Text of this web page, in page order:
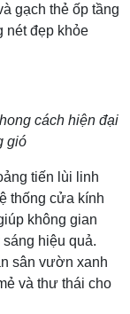
gạch thẻ ốp tầng
nét đẹp khỏe
cách hiện đại
gió
tiến lùi linh
thống cửa kính
không gian
hiệu quả.
sân vườn xanh
và thư thái cho